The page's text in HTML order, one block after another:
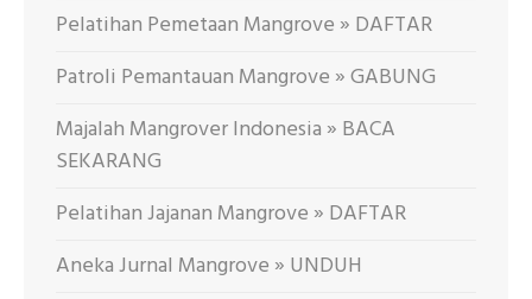
Pelatihan Pemetaan Mangrove » DAFTAR
Patroli Pemantauan Mangrove » GABUNG
Majalah Mangrover Indonesia » BACA
SEKARANG
Pelatihan Jajanan Mangrove » DAFTAR
Aneka Jurnal Mangrove » UNDUH